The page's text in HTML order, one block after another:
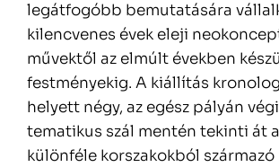
legátfogóbb bemutatására
kilencvenes évek eleji
művektől az elmúlt években
festményekig. A kiállítás
helyett négy, az egész pályán
tematikus szál mentén tekinti át
különféle korszakokból származó